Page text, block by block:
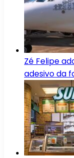
Zé Felipe
adesivo da